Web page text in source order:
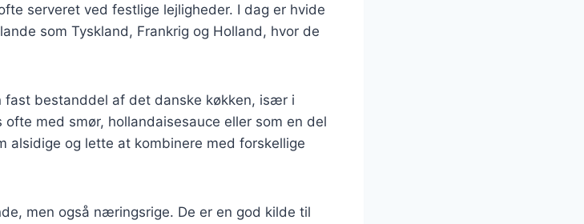
serveret ved festlige lejligheder. I dag er hvide
som Tyskland, Frankrig og Holland, hvor de
fast bestanddel af det danske køkken, især i
med smør, hollandaisesauce eller som en del
alsidige og lette at kombinere med forskellige
men også næringsrige. De er en god kilde til